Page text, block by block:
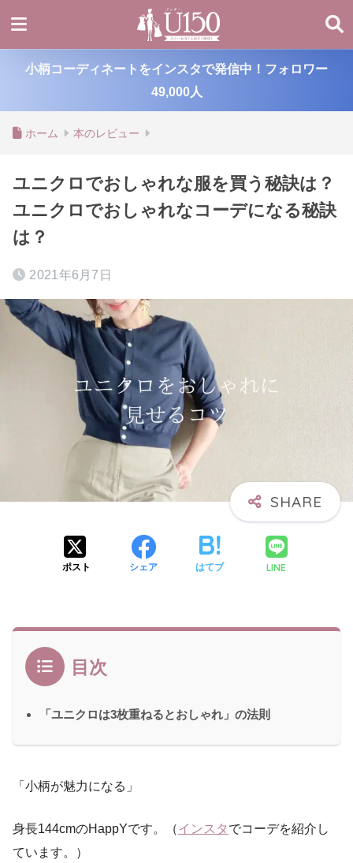
小柄コーディネートをインスタで発信中！フォロワー
49,000人
ホーム 本のレビュー
ユニクロでおしゃれな服を買う秘訣は？
ユニクロでおしゃれなコーデになる秘訣
は？
2021年6月7日
ポスト シェア はてブ LINE
目次
「ユニクロは3枚重ねるとおしゃれ」の法則
「小柄が魅力になる」
身長144cmのHappYです。（インスタ でコーデを紹介し
ています。）